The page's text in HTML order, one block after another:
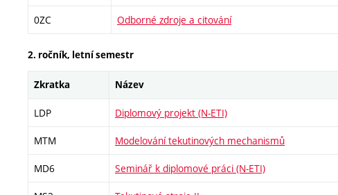
0ZC Odborné zdroje a citování
2. ročník, letní semestr
Zkratka Název
LDP Diplomový projekt (N-ETI)
MTM Modelování tekutinových mechanismů
MD6 Seminář k diplomové práci (N-ETI)